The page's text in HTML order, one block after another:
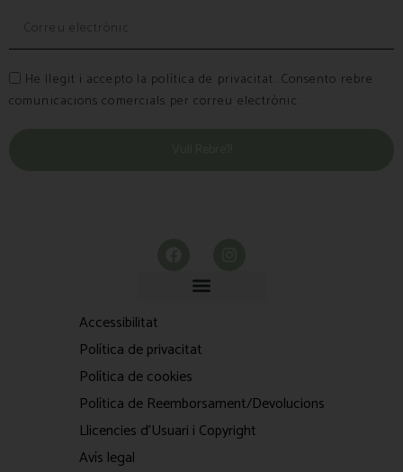
He llegit i accepto la política de privacitat. Consento rebre
comunicacions comercials per correu electrònic.
Accessibilitat
Política de privacitat
Política de cookies
Política de Reemborsament/Devolucions
Llicencies d'Usuari i Copyright
Avís legal